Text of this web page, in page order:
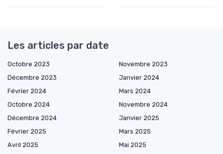
Les articles par date
Octobre 2023
Novembre 2023
Décembre 2023
Janvier 2024
Février 2024
Mars 2024
Octobre 2024
Novembre 2024
Décembre 2024
Janvier 2025
Février 2025
Mars 2025
Avril 2025
Mai 2025